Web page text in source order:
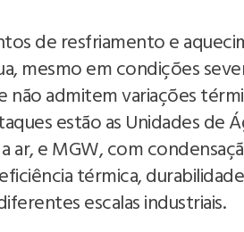
de resfriamento e
mesmo em condições
não admitem variações
estão as Unidades de
ar, e MGW, com
térmica,
escalas industriais.